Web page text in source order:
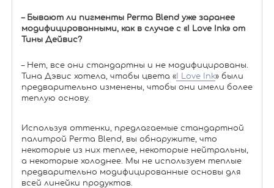
– Бывают ли пигменты Perma Blend уже заранее
модифицированными, как в случае с «I Love Ink» от
Тины Дейвис?
– Нет, все они стандартны и не модифицированы.
Тина Дэвис хотела, чтобы цвета «I Love Ink» были
предварительно изменены, чтобы они имели более
теплую основу.
Используя оттенки, предлагаемые стандартной
палитрой Perma Blend, вы обнаружите, что
некоторые из них теплее, некоторые нейтральны,
а некоторые холоднее. Мы не используем теплые
предварительно модифицированные основы для
всей линейки продуктов.